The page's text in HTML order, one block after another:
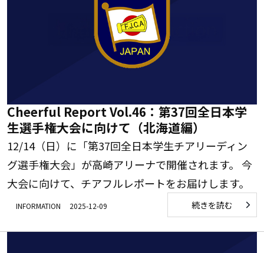
Cheerful Report Vol.46：第37回全日本学
生選手権大会に向けて（北海道編）
12/14（日）に「第37回全日本学生チアリーディン
グ選手権大会」が高崎アリーナで開催されます。 今
大会に向けて、チアフルレポートをお届けします。
INFORMATION 2025-12-09 続きを読む